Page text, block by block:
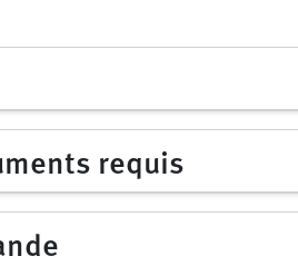
requis